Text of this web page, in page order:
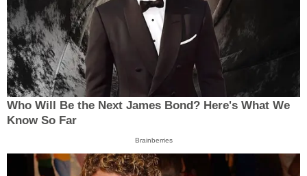
Who Will Be the Next James Bond? Here's What We
Know So Far
Brainberries